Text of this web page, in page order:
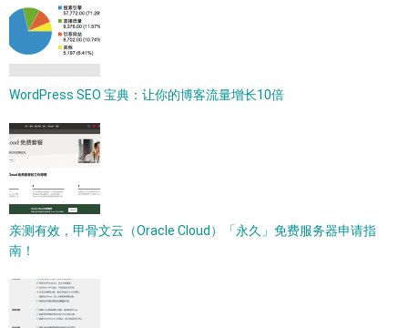
WordPress SEO 宝典：让你的博客流量增长10倍
亲测有效，甲骨文云（Oracle Cloud）「永久」免费服务器申请指
南！